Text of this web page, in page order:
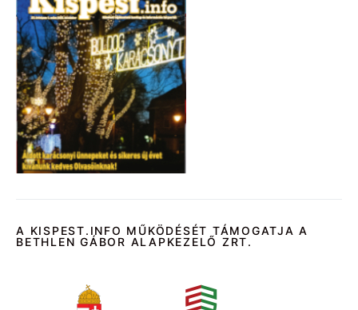
A KISPEST.INFO MŰKÖDÉSÉT TÁMOGATJA A
BETHLEN GÁBOR ALAPKEZELŐ ZRT.